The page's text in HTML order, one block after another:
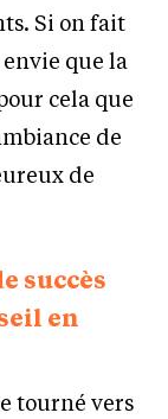
Si on fait
que la
cela que
de
de
succès
en
tourné vers